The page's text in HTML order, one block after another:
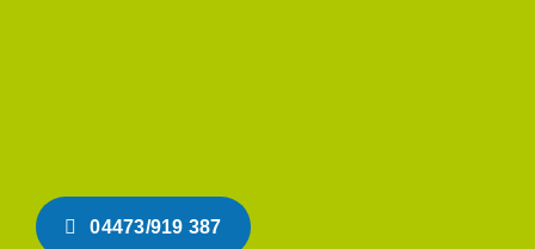
04473/919 387